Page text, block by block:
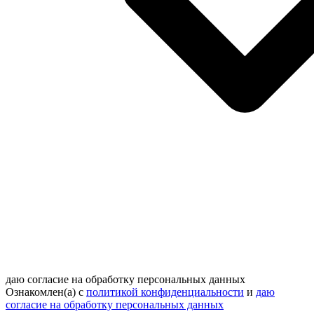
даю согласие на обработку персональных данных
Ознакомлен(а) с политикой конфиденциальности и даю
согласие на обработку персональных данных